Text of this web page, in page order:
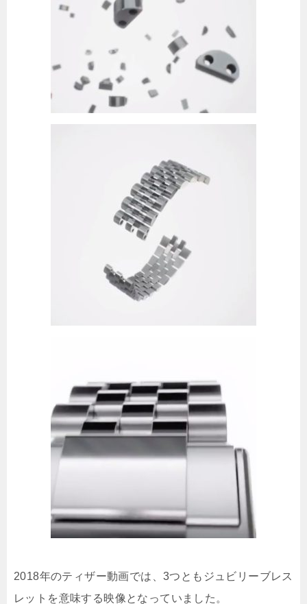
2018年のティザー動画では、3つともジュビリーブレス
レットを意味する映像となっていました。